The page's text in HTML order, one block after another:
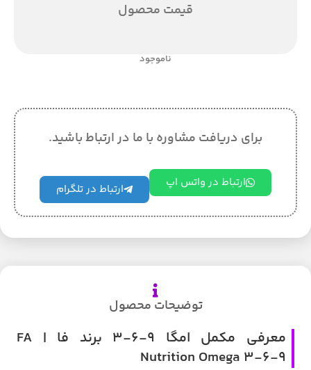
قیمت محصول
ناموجود
برای دریافت مشاوره با ما در ارتباط باشید.
ارتباط در واتس اپ ارتباط در تلگرام
توضیحات محصول
معرفی مکمل امگا 9-6-3 برند فا | FA
Nutrition Omega 3-6-9